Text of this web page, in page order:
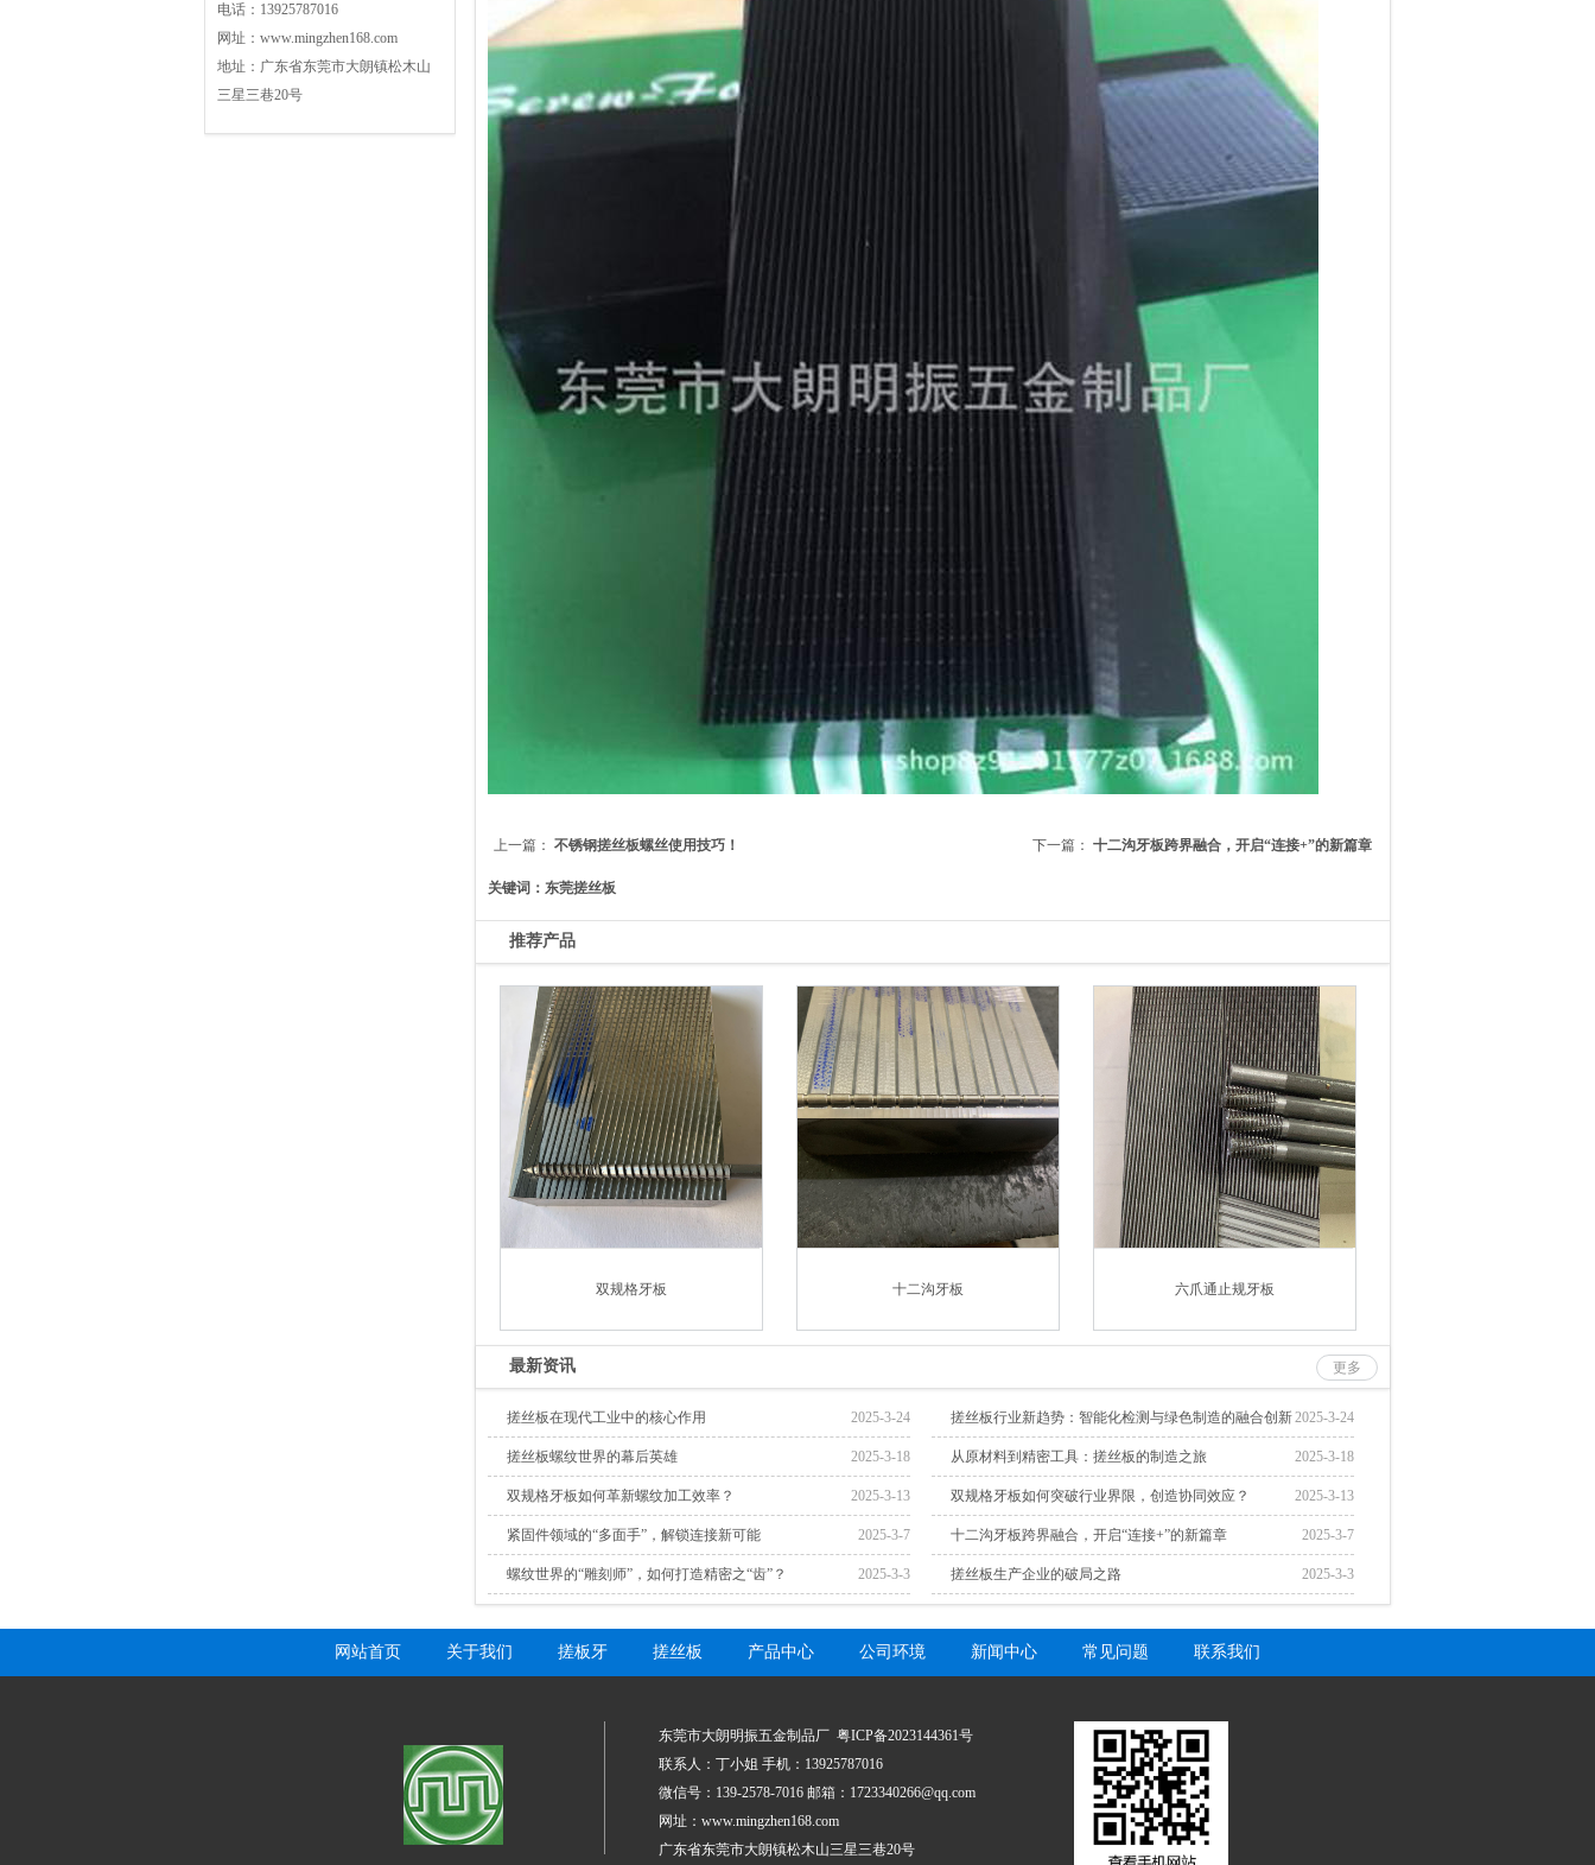
电话： 13925787016
网址： www.mingzhen168.com
地址： 广东省东莞市大朗镇松木山
三星三巷20号
上一篇： 不锈钢搓丝板螺丝使用技巧！ 下一篇： 十二沟牙板跨界融合，开启“连接+”的新篇章
关键词：东莞搓丝板
推荐产品
双规格牙板 十二沟牙板 六爪通止规牙板
更多
最新资讯
2025-3-24
搓丝板在现代工业中的核心作用 2025-3-24
搓丝板行业新趋势：智能化检测与绿色制造的融合创新
2025-3-18
搓丝板螺纹世界的幕后英雄 2025-3-18
从原材料到精密工具：搓丝板的制造之旅
2025-3-13
双规格牙板如何革新螺纹加工效率？ 2025-3-13
双规格牙板如何突破行业界限，创造协同效应？
2025-3-7
紧固件领域的“多面手”，解锁连接新可能 2025-3-7
十二沟牙板跨界融合，开启“连接+”的新篇章
2025-3-3
螺纹世界的“雕刻师”，如何打造精密之“齿”？ 2025-3-3
搓丝板生产企业的破局之路
网站首页 关于我们 搓板牙 搓丝板 产品中心 公司环境 新闻中心 常见问题 联系我们
东莞市大朗明振五金制品厂 粤ICP备2023144361号
联系人：丁小姐 手机：13925787016
微信号：139-2578-7016 邮箱：1723340266@qq.com
网址：www.mingzhen168.com
广东省东莞市大朗镇松木山三星三巷20号